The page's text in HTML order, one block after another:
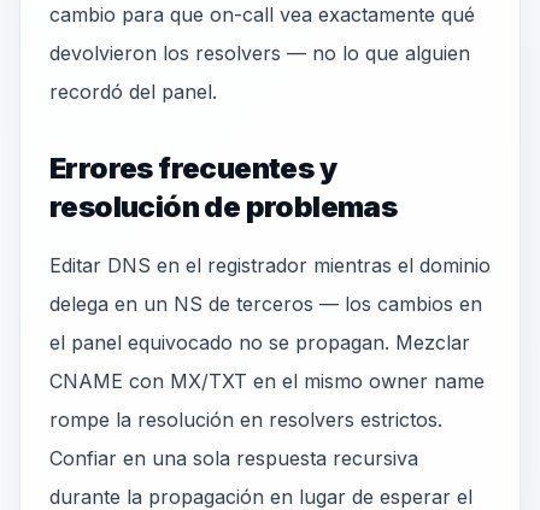
cambio para que on-call vea exactamente qué
devolvieron los resolvers — no lo que alguien
recordó del panel.
Errores frecuentes y
resolución de problemas
Editar DNS en el registrador mientras el dominio
delega en un NS de terceros — los cambios en
el panel equivocado no se propagan. Mezclar
CNAME con MX/TXT en el mismo owner name
rompe la resolución en resolvers estrictos.
Confiar en una sola respuesta recursiva
durante la propagación en lugar de esperar el